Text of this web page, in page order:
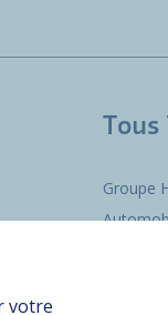
Groupe
votre